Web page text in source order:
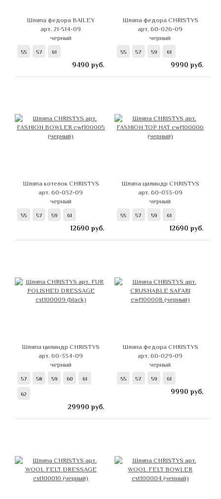
Шляпа федора BAILEY
арт. 21-514-09
черный
55 57 61
9490 руб.
Шляпа федора CHRISTYS
арт. 60-026-09
черный
55 57 59 61
9990 руб.
Шляпа котелок CHRISTYS
арт. 60-032-09
черный
55 57 59 61
12690 руб.
Шляпа цилиндр CHRISTYS
арт. 60-033-09
черный
55 57 59 61
12690 руб.
Шляпа цилиндр CHRISTYS
арт. 60-334-09
черный
57 58 59 60 61
62
29990 руб.
Шляпа федора CHRISTYS
арт. 60-029-09
черный
55 57 59 61
9990 руб.